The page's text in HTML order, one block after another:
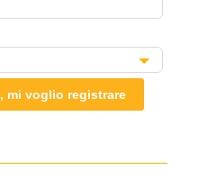
mi voglio registrare